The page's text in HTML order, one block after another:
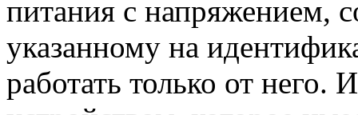
питания с напряжением,
указанному на
работать только от